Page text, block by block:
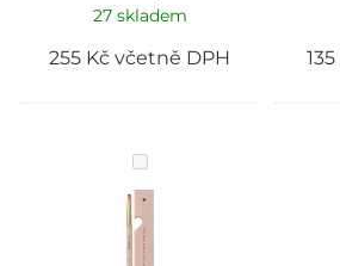
27 skladem
255 Kč včetně DPH 135
BRUSH
DOUBLE
PURE
ART
Trendy
nails